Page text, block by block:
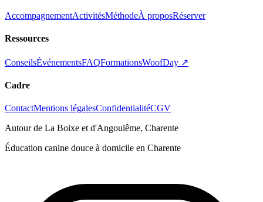
AccompagnementActivitésMéthodeÀ proposRéserver
Ressources
ConseilsÉvénementsFAQFormationsWoofDay ↗
Cadre
ContactMentions légalesConfidentialitéCGV
Autour de La Boixe et d'Angoulême, Charente
Éducation canine douce à domicile en Charente